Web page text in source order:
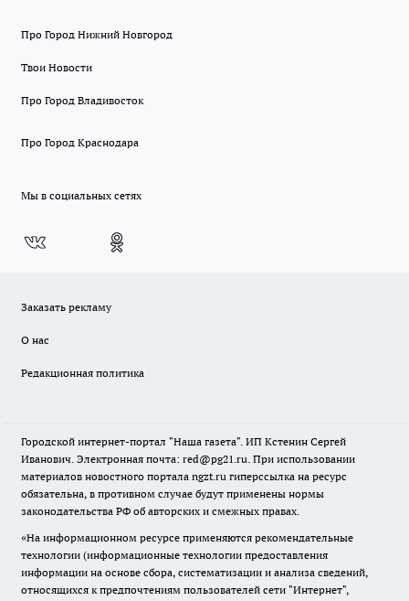
Про Город Нижний Новгород
Твои Новости
Про Город Владивосток
Про Город Краснодара
Мы в социальных сетях
Заказать рекламу
О нас
Редакционная политика
Городской интернет-портал "Наша газета". ИП Кстенин Сергей
Иванович. Электронная почта: red@pg21.ru. При использовании
материалов новостного портала ngzt.ru гиперссылка на ресурс
обязательна, в противном случае будут применены нормы
законодательства РФ об авторских и смежных правах.
«На информационном ресурсе применяются рекомендательные
технологии (информационные технологии предоставления
информации на основе сбора, систематизации и анализа сведений,
относящихся к предпочтениям пользователей сети "Интернет",